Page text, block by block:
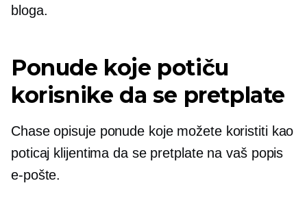
bloga.
Ponude koje potiču
korisnike da se pretplate
Chase opisuje ponude koje možete koristiti kao
poticaj klijentima da se pretplate na vaš popis
e-pošte.